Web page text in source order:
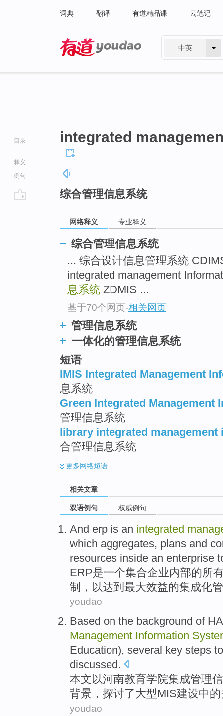
词典 翻译 有道精品课 云笔记
中英
目录
释义
例句
integrated
综合管理信息系统
网络释义 专业释义
综合管理信息系统
... 综合设计信息管理系统
integrated management
息系统 ZDMIS ...
基于70个网页-相关网页
管理信息系统
一体化的管理信息系统
短语
IMIS Integrated Management
息系统
Green Integrated Management
管理信息系统
library integrated
合管理信息系统
更多网络短语
相关文章
双语例句 权威例句
And erp is an integrated
which aggregates, plans and
resources inside an enterprise
ERP是一个集合企业内部的所
制
， 以达到 最大效益的集成化
youdao
Based on the background of
Management Information
Education), several key steps
discussed.
本文以河南教育学院集成管理
背景 ，探讨了大型MIS建设中的
youdao